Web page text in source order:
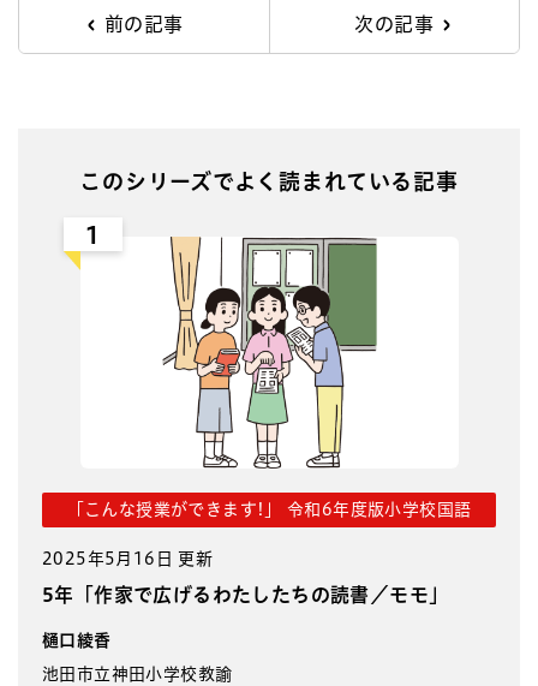
前の記事 次の記事
このシリーズでよく読まれている記事
1
「こんな授業ができます!」 令和6年度版小学校国語
2025年5月16日 更新
5年「作家で広げるわたしたちの読書／モモ」
樋口綾香
池田市立神田小学校教諭